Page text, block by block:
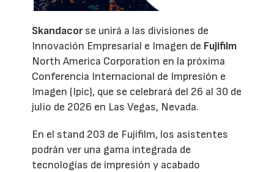
Skandacorse unirá a las divisiones de
Innovación Empresarial e Imagen de Fujifilm
North America Corporation en la próxima
Conferencia Internacional de Impresión e
Imagen (Ipic), que se celebrará del 26 al 30 de
julio de 2026 en Las Vegas, Nevada.
En el stand 203 de Fujifilm, los asistentes
podrán ver una gama integrada de
tecnologías de impresión y acabado